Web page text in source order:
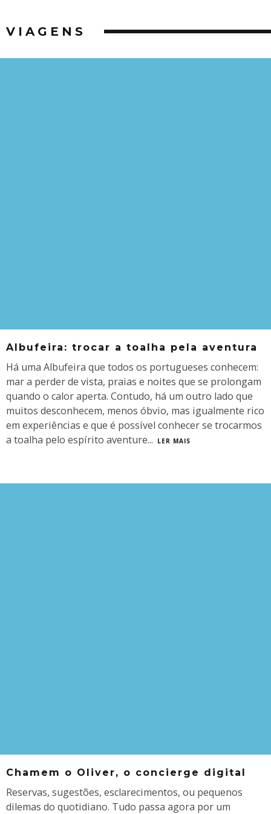
VIAGENS
Albufeira: trocar a toalha pela aventura
Há uma Albufeira que todos os portugueses conhecem:
mar a perder de vista, praias e noites que se prolongam
quando o calor aperta. Contudo, há um outro lado que
muitos desconhecem, menos óbvio, mas igualmente rico
em experiências e que é possível conhecer se trocarmos
a toalha pelo espírito aventure... LER MAIS
Chamem o Oliver, o concierge digital
Reservas, sugestões, esclarecimentos, ou pequenos
dilemas do quotidiano. Tudo passa agora por um